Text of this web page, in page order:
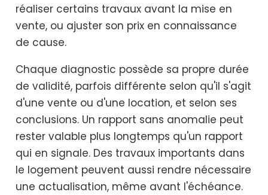
réaliser certains travaux avant la mise en
vente, ou ajuster son prix en connaissance
de cause.
Chaque diagnostic possède sa propre durée
de validité, parfois différente selon qu'il s'agit
d'une vente ou d'une location, et selon ses
conclusions. Un rapport sans anomalie peut
rester valable plus longtemps qu'un rapport
qui en signale. Des travaux importants dans
le logement peuvent aussi rendre nécessaire
une actualisation, même avant l'échéance.